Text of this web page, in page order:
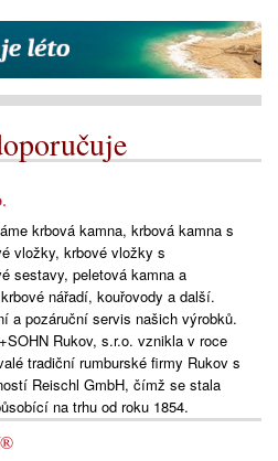
krbová kamna, krbová kamna s
vložky, krbové vložky s
sestavy, peletová kamna a
nářadí, kouřovody a další.
a pozáruční servis našich výrobků.
Rukov, s.r.o. vznikla v roce
tradiční rumburské firmy Rukov s
Reischl GmbH, čímž se stala
na trhu od roku 1854.